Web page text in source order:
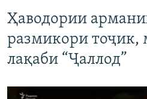
Ҳаводории
размикори тоҷик,
лақаби “Ҷаллод”